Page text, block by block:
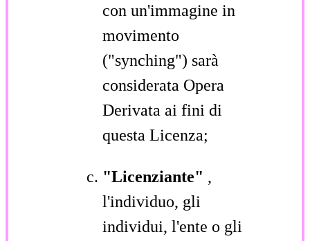
con un'immagine in
movimento
("synching") sarà
considerata Opera
Derivata ai fini di
questa Licenza;
"Licenziante" ,
l'individuo, gli
individui, l'ente o gli